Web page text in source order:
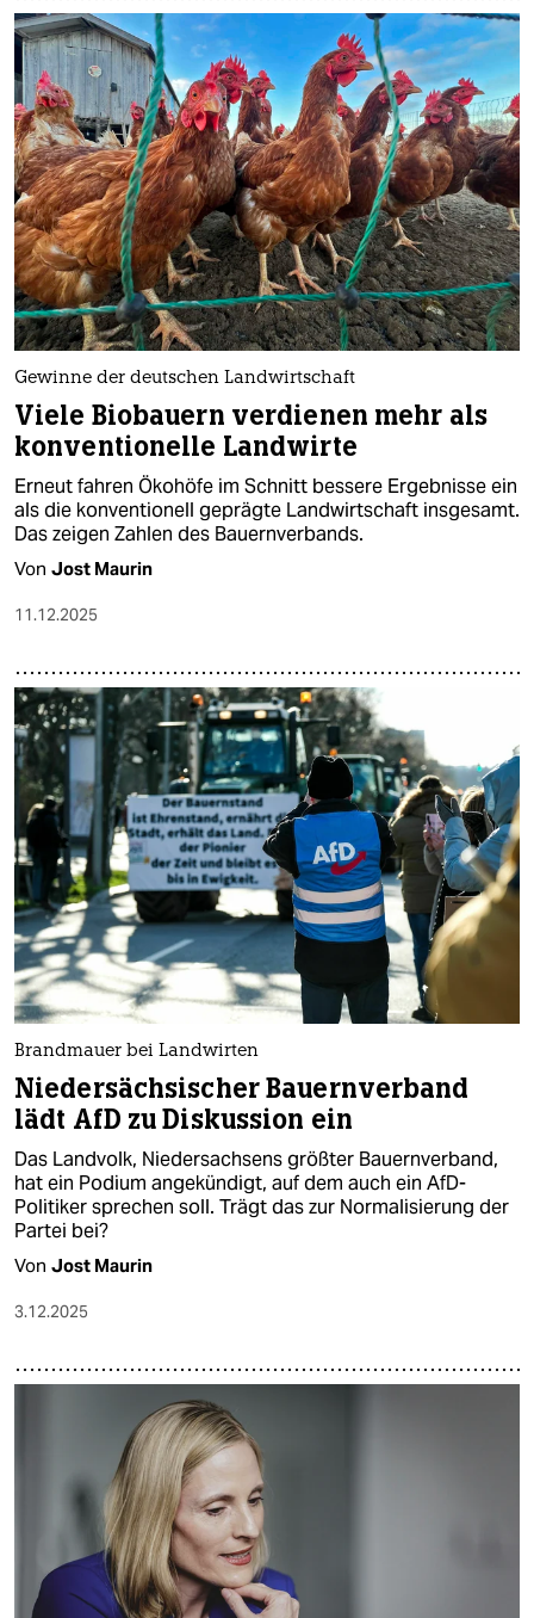
Gewinne der deutschen Landwirtschaft
Viele Biobauern verdienen mehr als
konventionelle Landwirte
Erneut fahren Ökohöfe im Schnitt bessere Ergebnisse ein
als die konventionell geprägte Landwirtschaft insgesamt.
Das zeigen Zahlen des Bauernverbands.
Von Jost Maurin
11.12.2025
Brandmauer bei Landwirten
Niedersächsischer Bauernverband
lädt AfD zu Diskussion ein
Das Landvolk, Niedersachsens größter Bauernverband,
hat ein Podium angekündigt, auf dem auch ein AfD-
Politiker sprechen soll. Trägt das zur Normalisierung der
Partei bei?
Von Jost Maurin
3.12.2025